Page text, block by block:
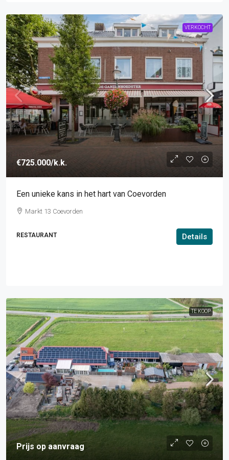
VERKOCHT
€725.000/k.k.
Een unieke kans in het hart van Coevorden
Markt 13 Coevorden
RESTAURANT Details
TE KOOP
Prijs op aanvraag